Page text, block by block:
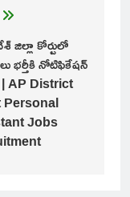
జిల్లా కోర్టులో
భర్తీకి నోటిఫికేషన్
| AP District
Jobs